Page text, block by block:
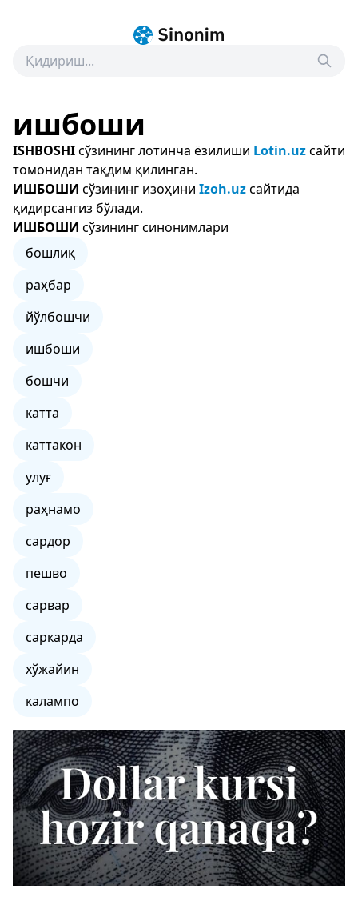
ишбоши
ISHBOSHIсўзининг лотинча ёзилиши Lotin.uzсайти
томонидан тақдим қилинган.
ИШБОШИ сўзининг изоҳини Izoh.uzсайтида
қидирсангиз бўлади.
ИШБОШИ сўзининг синонимлари
бошлиқ
раҳбар
йўлбошчи
ишбоши
бошчи
катта
каттакон
улуғ
раҳнамо
сардор
пешво
сарвар
саркарда
хўжайин
калампо